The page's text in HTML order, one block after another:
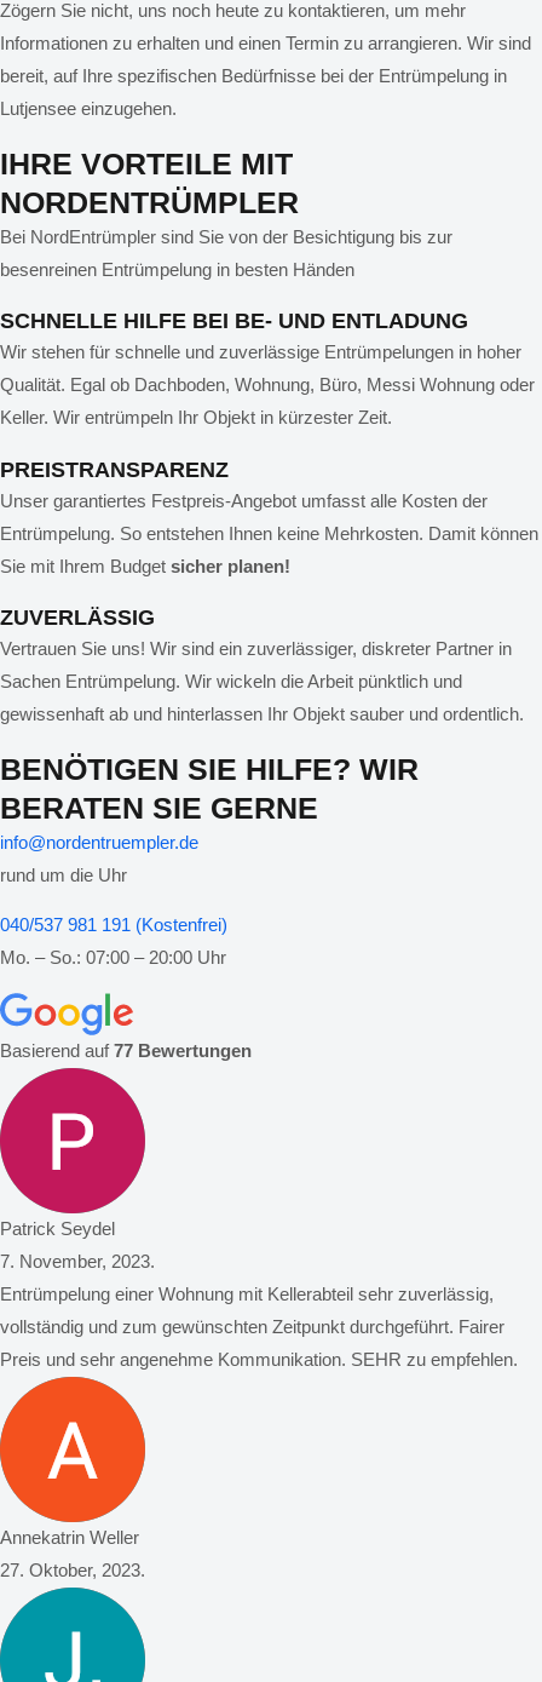
Zögern Sie nicht, uns noch heute zu kontaktieren, um mehr
Informationen zu erhalten und einen Termin zu arrangieren. Wir sind
bereit, auf Ihre spezifischen Bedürfnisse bei der Entrümpelung in
Lutjensee einzugehen.
IHRE VORTEILE MIT
NORDENTRÜMPLER
Bei NordEntrümpler sind Sie von der Besichtigung bis zur
besenreinen Entrümpelung in besten Händen
SCHNELLE HILFE BEI BE- UND ENTLADUNG
Wir stehen für schnelle und zuverlässige Entrümpelungen in hoher
Qualität. Egal ob Dachboden, Wohnung, Büro, Messi Wohnung oder
Keller. Wir entrümpeln Ihr Objekt in kürzester Zeit.
PREISTRANSPARENZ
Unser garantiertes Festpreis-Angebot umfasst alle Kosten der
Entrümpelung. So entstehen Ihnen keine Mehrkosten. Damit können
Sie mit Ihrem Budget sicher planen!
ZUVERLÄSSIG
Vertrauen Sie uns! Wir sind ein zuverlässiger, diskreter Partner in
Sachen Entrümpelung. Wir wickeln die Arbeit pünktlich und
gewissenhaft ab und hinterlassen Ihr Objekt sauber und ordentlich.
BENÖTIGEN SIE HILFE? WIR
BERATEN SIE GERNE
info@nordentruempler.de
rund um die Uhr
040/537 981 191 (Kostenfrei)
Mo. – So.: 07:00 – 20:00 Uhr
Basierend auf77 Bewertungen
Patrick Seydel
7. November, 2023.
Entrümpelung einer Wohnung mit Kellerabteil sehr zuverlässig,
vollständig und zum gewünschten Zeitpunkt durchgeführt. Fairer
Preis und sehr angenehme Kommunikation. SEHR zu empfehlen.
Annekatrin Weller
27. Oktober, 2023.